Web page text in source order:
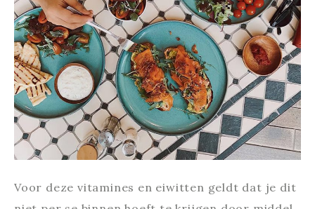
Voor deze vitamines en eiwitten geldt dat je dit